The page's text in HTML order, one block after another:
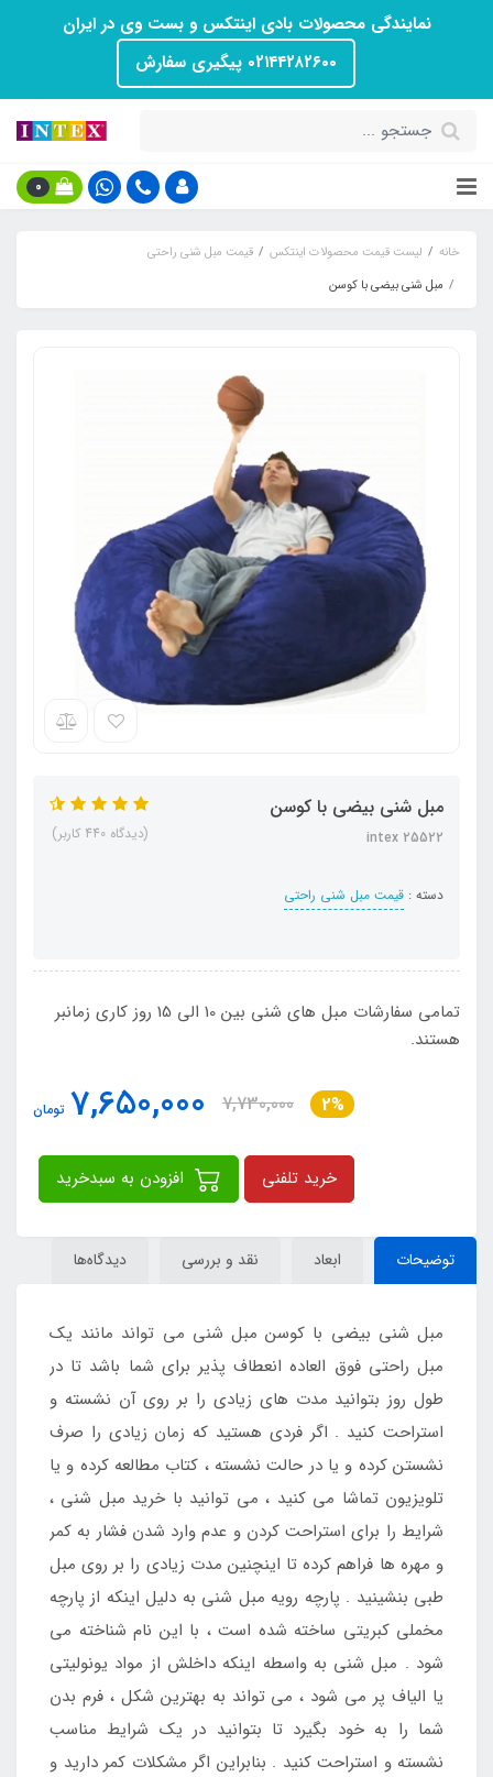
نمایندگی محصولات بادی اینتکس و بست وی در ایران
۰۲۱۴۴۲۸۲۶۰۰ پیگیری سفارش
0
خانه لیست قیمت محصولات اینتکس
قیمت مبل شنی راحتی
مبل شنی بیضی با کوسن
مبل شنی بیضی با کوسن
intex 25522
دسته : قیمت مبل شنی راحتی
(دیدگاه 440 کاربر)
تمامی سفارشات مبل های شنی بین 10 الی 15 روز کاری زمانبر
هستند.
2%
7,730,000
7,650,000 تومان
خرید تلفنی
توضیحات ابعاد نقد و بررسی دیدگاه‌ها
مبل شنی بیضی با کوسن مبل شنی می تواند مانند یک
مبل راحتی فوق العاده انعطاف پذیر برای شما باشد تا در
طول روز بتوانید مدت های زیادی را بر روی آن نشسته و
استراحت کنید . اگر فردی هستید که زمان زیادی را صرف
نشستن کرده و یا در حالت نشسته ، کتاب مطالعه کرده و یا
تلویزیون تماشا می کنید ، می توانید با خرید مبل شنی ،
شرایط را برای استراحت کردن و عدم وارد شدن فشار به کمر
و مهره ها فراهم کرده تا اینچنین مدت زیادی را بر روی مبل
طبی بنشینید . پارچه رویه مبل شنی به دلیل اینکه از پارچه
مخملی کبریتی ساخته شده است ، با این نام شناخته می
شود . مبل شنی به واسطه اینکه داخلش از مواد یونولیتی
یا الیاف پر می شود ، می تواند به بهترین شکل ، فرم بدن
شما را به خود بگیرد تا بتوانید در یک شرایط مناسب
نشسته و استراحت کنید . بنابراین اگر مشکلات کمر دارید و